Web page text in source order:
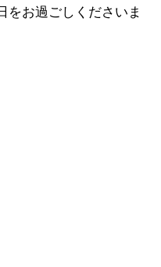
をお過ごしくださいま